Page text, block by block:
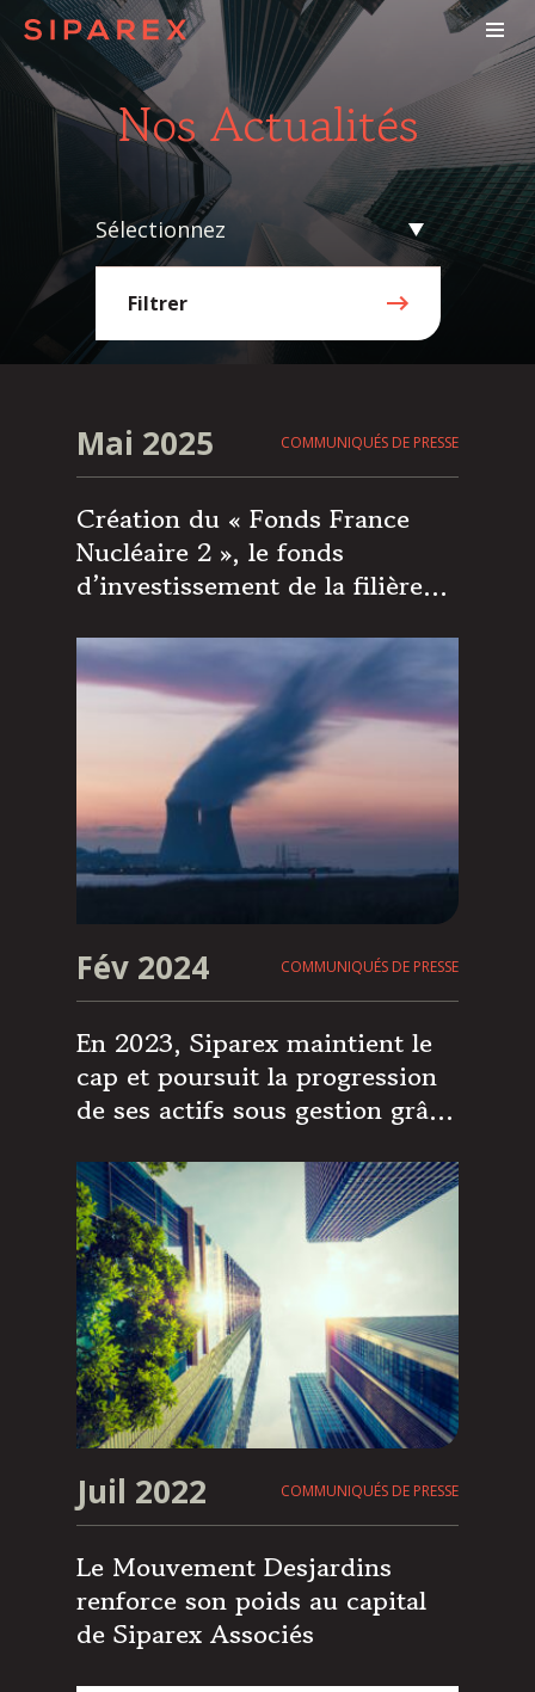
Nos Actualités
Sélectionnez
Filtrer
Mai 2025 COMMUNIQUÉS DE PRESSE
Création du « Fonds France
Nucléaire 2 », le fonds
d’investissement de la filière
Fév 2024 COMMUNIQUÉS DE PRESSE
En 2023, Siparex maintient le
cap et poursuit la progression
de ses actifs sous gestion grâce
de fonds et des fondamentaux
solides
Juil 2022 COMMUNIQUÉS DE PRESSE
Le Mouvement Desjardins
renforce son poids au capital
de Siparex Associés